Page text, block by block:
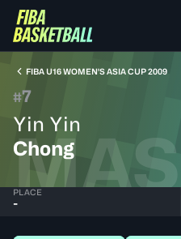
FIBA U16 WOMEN'S ASIA CUP 2009
#7
Yin Yin
Chong
MAS
PLACE
-